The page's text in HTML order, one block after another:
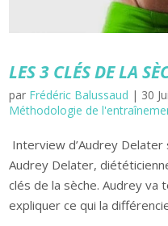
LES 3 CLÉS DE LA
par Frédéric Balussaud | 30
Méthodologie de
Interview d’Audrey
Audrey Delater,
clés de la sèche. Audrey va
expliquer ce qui la